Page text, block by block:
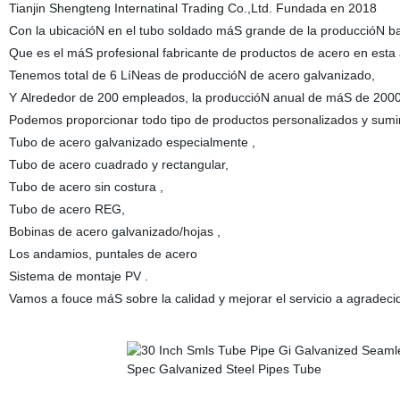
Tianjin Shengteng Internatinal Trading Co.,Ltd. Fundada en 2018
Con la ubicacióN en el tubo soldado máS grande de la produccióN
Que es el máS profesional fabricante de productos de acero en esta
Tenemos total de 6 LíNeas de produccióN de acero galvanizado,
Y Alrededor de 200 empleados, la produccióN anual de máS de
Podemos proporcionar todo tipo de productos personalizados y
Tubo de acero galvanizado especialmente ,
Tubo de acero cuadrado y rectangular,
Tubo de acero sin costura ,
Tubo de acero REG,
Bobinas de acero galvanizado/hojas ,
Los andamios, puntales de acero
Sistema de montaje PV .
Vamos a fouce máS sobre la calidad y mejorar el servicio a